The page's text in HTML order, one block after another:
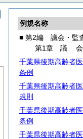
例規名称
■ 第2編 議会・監
第1章 議会
千葉県後期高齢者
条例
千葉県後期高齢者
規則
千葉県後期高齢者
条例
千葉県後期高齢者